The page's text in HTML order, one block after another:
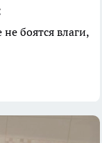
боятся влаги,